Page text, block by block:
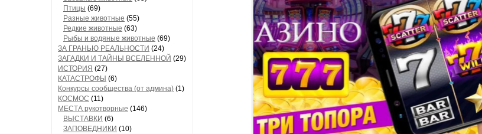
Птицы (69)
Разные животные (55)
Редкие животные (63)
Рыбы и водяные животные (69)
ЗА ГРАНЬЮ РЕАЛЬНОСТИ (24)
ЗАГАДКИ И ТАЙНЫ ВСЕЛЕННОЙ (29)
ИСТОРИЯ (27)
КАТАСТРОФЫ (6)
Конкурсы сообщества (от админа) (1)
КОСМОС (11)
МЕСТА рукотворные (146)
ВЫСТАВКИ (6)
ЗАПОВЕДНИКИ (10)